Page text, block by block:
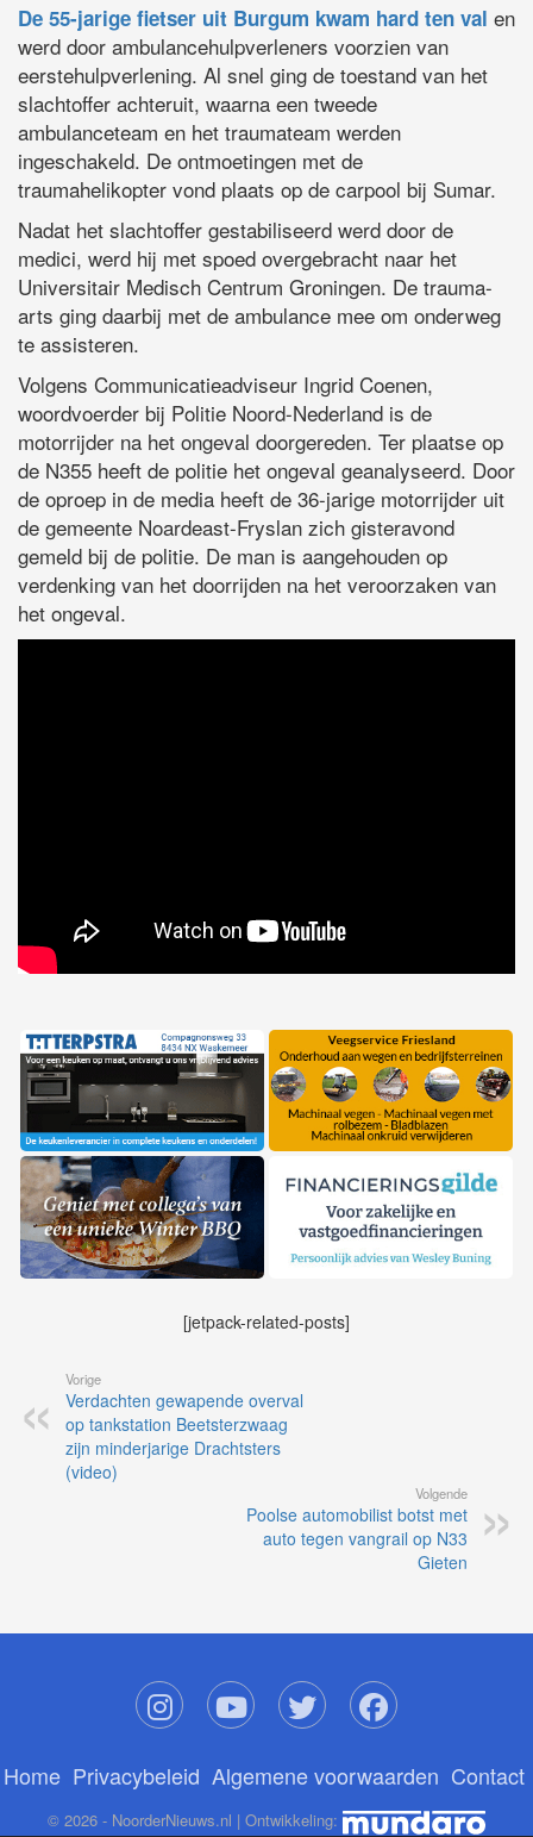
De 55-jarige fietser uit Burgum kwam hard ten val en
werd door ambulancehulpverleners voorzien van
eerstehulpverlening. Al snel ging de toestand van het
slachtoffer achteruit, waarna een tweede
ambulanceteam en het traumateam werden
ingeschakeld. De ontmoetingen met de
traumahelikopter vond plaats op de carpool bij Sumar.
Nadat het slachtoffer gestabiliseerd werd door de
medici, werd hij met spoed overgebracht naar het
Universitair Medisch Centrum Groningen. De trauma-
arts ging daarbij met de ambulance mee om onderweg
te assisteren.
Volgens Communicatieadviseur Ingrid Coenen,
woordvoerder bij Politie Noord-Nederland is de
motorrijder na het ongeval doorgereden. Ter plaatse op
de N355 heeft de politie het ongeval geanalyseerd. Door
de oproep in de media heeft de 36-jarige motorrijder uit
de gemeente Noardeast-Fryslan zich gisteravond
gemeld bij de politie. De man is aangehouden op
verdenking van het doorrijden na het veroorzaken van
het ongeval.
[jetpack-related-posts]
Vorige
Verdachten gewapende overval
op tankstation Beetsterzwaag
zijn minderjarige Drachtsters
(video)
Volgende
Poolse automobilist botst met
auto tegen vangrail op N33
Gieten
Home Privacybeleid Algemene voorwaarden Contact
© 2026 - NoorderNieuws.nl | Ontwikkeling: